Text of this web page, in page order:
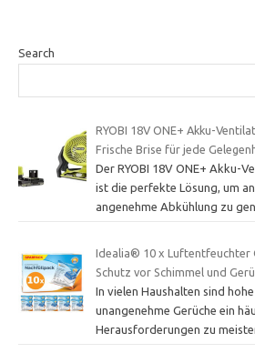
Search
RYOBI 18V ONE+ Akku-
Frische Brise für jede
Der RYOBI 18V ONE+ Akku-
ist die perfekte Lösung, um
angenehme Abkühlung zu
Idealia® 10 x Luftentfeuchter
Schutz vor Schimmel und
In vielen Haushalten sind
unangenehme Gerüche ein
Herausforderungen zu